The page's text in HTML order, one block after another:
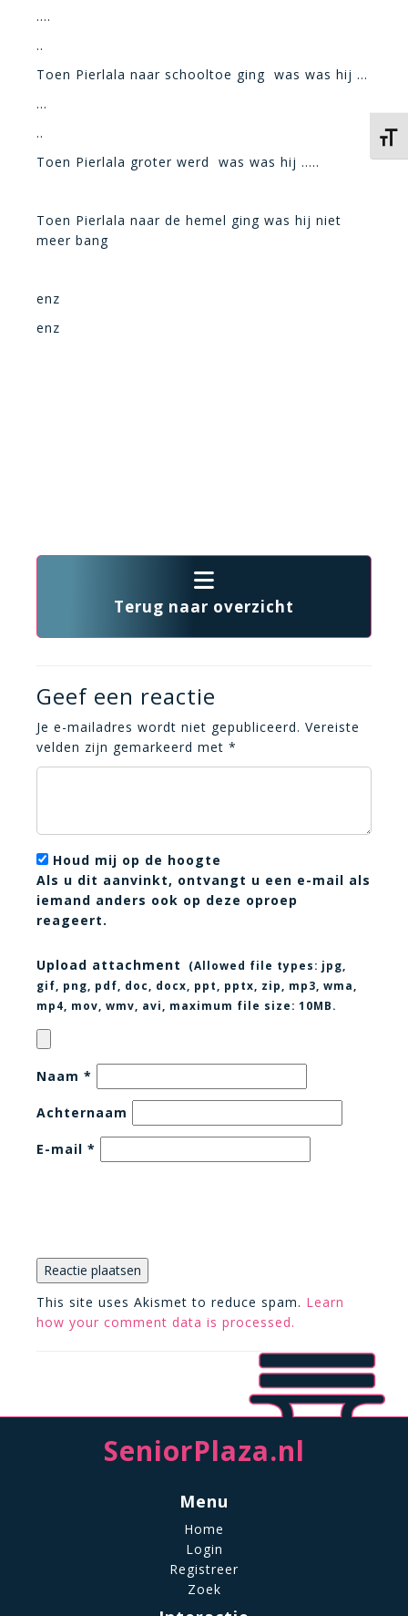
….
..
Toen Pierlala naar schooltoe ging was was hij …
…
..
Toen Pierlala groter werd was was hij …..
Toen Pierlala naar de hemel ging was hij niet
meer bang
enz
enz
Terug naar overzicht
Geef een reactie
Je e-mailadres wordt niet gepubliceerd. Vereiste
velden zijn gemarkeerd met *
Houd mij op de hoogte
Als u dit aanvinkt, ontvangt u een e-mail als
iemand anders ook op deze oproep
reageert.
Upload attachment (Allowed file types: jpg,
gif, png, pdf, doc, docx, ppt, pptx, zip, mp3, wma,
mp4, mov, wmv, avi
, maximum file size: 10MB.
Naam *
Achternaam
E-mail *
This site uses Akismet to reduce spam. Learn
how your comment data is processed.
SeniorPlaza.nl
Menu
Home
Login
Registreer
Zoek